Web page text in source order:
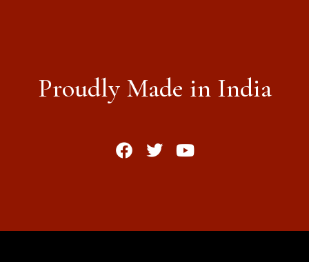
Proudly Made in India